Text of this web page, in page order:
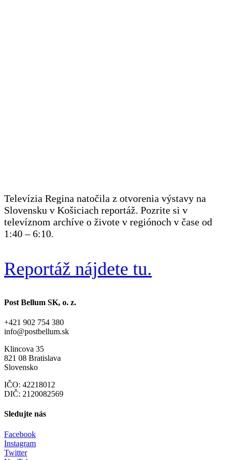
Televízia Regina natočila z otvorenia výstavy na
Slovensku v Košiciach reportáž. Pozrite si v
televíznom archíve o živote v regiónoch v čase od
1:40 – 6:10.
Reportáž nájdete tu.
Post Bellum SK, o. z.
+421 902 754 380
info@postbellum.sk
Klincova 35
821 08 Bratislava
Slovensko
IČO: 42218012
DIČ: 2120082569
Sledujte nás
Facebook
Instagram
Twitter